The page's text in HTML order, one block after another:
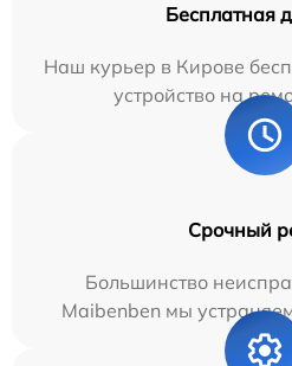
Бесплатная
Наш курьер в Кирове
устройство на
Срочный
Большинство
Maibenben мы